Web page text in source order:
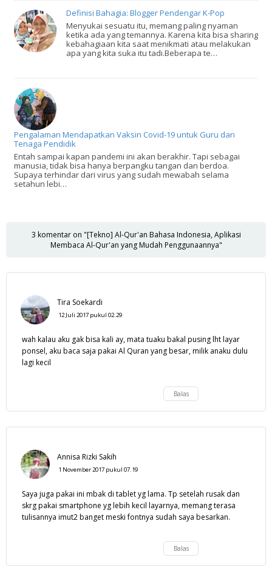
Definisi Bahagia: Blogger Pendengar K-Pop
Menyukai sesuatu itu, memang paling nyaman
ketika ada yang temannya. Karena kita bisa sharing
kebahagiaan kita saat menikmati atau melakukan
apa yang kita suka itu tadi.Beberapa te…
Pengalaman Mendapatkan Vaksin Covid-19 untuk Guru dan
Tenaga Pendidik
Entah sampai kapan pandemi ini akan berakhir. Tapi sebagai
manusia, tidak bisa hanya berpangku tangan dan berdoa.
Supaya terhindar dari virus yang sudah mewabah selama
setahun lebi…
3 komentar on "[Tekno] Al-Qur'an Bahasa Indonesia, Aplikasi
Membaca Al-Qur'an yang Mudah Penggunaannya"
Tira Soekardi
12 Juli 2017 pukul 02.29
wah kalau aku gak bisa kali ay, mata tuaku bakal pusing lht layar
ponsel, aku baca saja pakai Al Quran yang besar, milik anaku dulu
lagi kecil
Balas
Annisa Rizki Sakih
1 November 2017 pukul 07.19
Saya juga pakai ini mbak di tablet yg lama. Tp setelah rusak dan
skrg pakai smartphone yg lebih kecil layarnya, memang terasa
tulisannya imut2 banget meski fontnya sudah saya besarkan.
Balas